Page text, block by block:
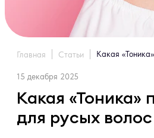
Главная Статьи Какая
15 декабря 2025
Какая «Тоника»
для русых волос